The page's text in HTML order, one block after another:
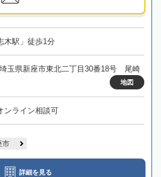
木駅」徒歩1分
玉県新座市東北二丁目30番18号 尾崎
地図
ンライン相談可
市
詳細を見る